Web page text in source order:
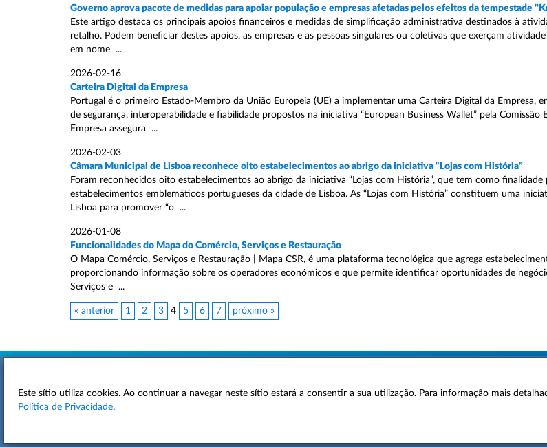
Governo aprova pacote de medidas para apoiar população e empresas afetadas pelos efeitos da tempestade
Este artigo destaca os principais apoios financeiros e medidas de simplificação administrativa destinados à
retalho. Podem beneficiar destes apoios, as empresas e as pessoas singulares ou coletivas que exerçam
em nome ...
2026-02-16
Carteira Digital da Empresa
Portugal é o primeiro Estado-Membro da União Europeia (UE) a implementar uma Carteira Digital da Empresa,
de segurança, interoperabilidade e fiabilidade propostos na iniciativa “European Business Wallet” pela Comissão
Empresa assegura ...
2026-02-03
Câmara Municipal de Lisboa reconhece oito estabelecimentos ao abrigo da iniciativa “Lojas com História”
Foram reconhecidos oito estabelecimentos ao abrigo da iniciativa “Lojas com História”, que tem como
estabelecimentos emblemáticos portugueses da cidade de Lisboa. As “Lojas com História” constituem uma
Lisboa para promover “o ...
2026-01-08
Funcionalidades do Mapa do Comércio, Serviços e Restauração
O Mapa Comércio, Serviços e Restauração | Mapa CSR, é uma plataforma tecnológica que agrega
proporcionando informação sobre os operadores económicos e que permite identificar oportunidades de
Serviços e ...
« anterior 1 2 3 4 5 6 7 próximo »
ACESSIBILIDADE
Este sítio utiliza cookies. Ao continuar a navegar neste sítio estará a consentir a sua utilização. Para informação mais
Política de Privacidade.